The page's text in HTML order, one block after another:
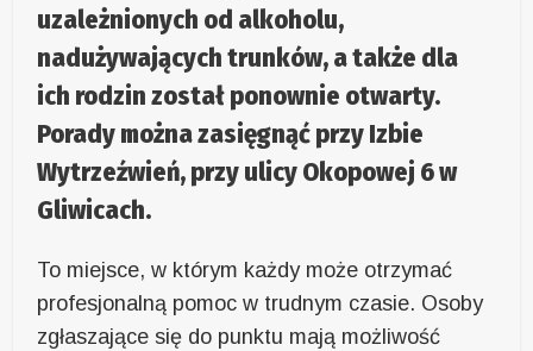
uzależnionych od alkoholu,
nadużywających trunków, a także dla
ich rodzin został ponownie otwarty.
Porady można zasięgnąć przy Izbie
Wytrzeźwień, przy ulicy Okopowej 6 w
Gliwicach.
To miejsce, w którym każdy może otrzymać
profesjonalną pomoc w trudnym czasie. Osoby
zgłaszające się do punktu mają możliwość